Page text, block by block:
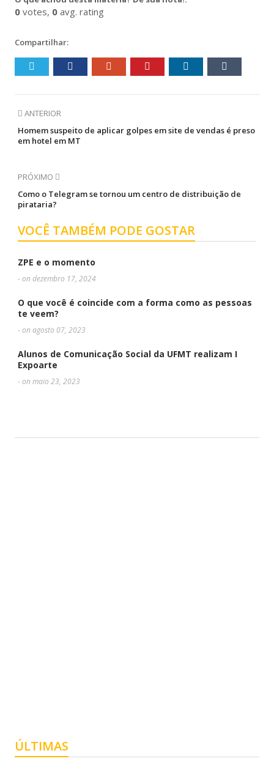
0 votes, 0 avg. rating
Compartilhar:
ANTERIOR
Homem suspeito de aplicar golpes em site de vendas é preso
em hotel em MT
PRÓXIMO
Como o Telegram se tornou um centro de distribuição de
pirataria?
VOCÊ TAMBÉM PODE GOSTAR
ZPE e o momento
- on dezembro 17, 2024
O que você é coincide com a forma como as pessoas
te veem?
- on agosto 07, 2023
Alunos de Comunicação Social da UFMT realizam I
Expoarte
- on maio 23, 2023
ÚLTIMAS